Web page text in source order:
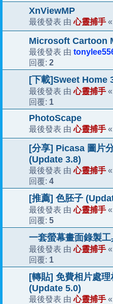
XnViewMP
最後發表 由心靈捕手 «
Microsoft Cartoon
最後發表 由
回覆: 2
[下載]Sweet Home
最後發表 由心靈捕手 «
回覆: 1
PhotoScape
最後發表 由心靈捕手 «
[分享] Picasa 圖片
(Update 3.8)
最後發表 由心靈捕手 «
回覆: 4
[推薦] 色胚子
最後發表 由心靈捕手 «
回覆: 5
一套螢幕畫面錄製
最後發表 由心靈捕手 «
回覆: 1
[轉貼] 免費相片處
(Update 5.0)
最後發表 由心靈捕手 «